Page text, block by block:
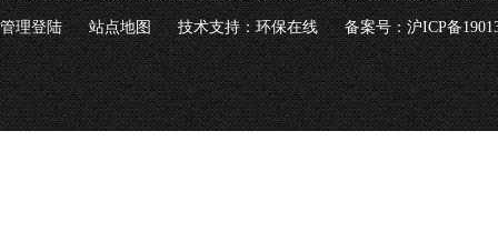
管理登陆 站点地图 技术支持：环保在线 备案号：沪ICP备